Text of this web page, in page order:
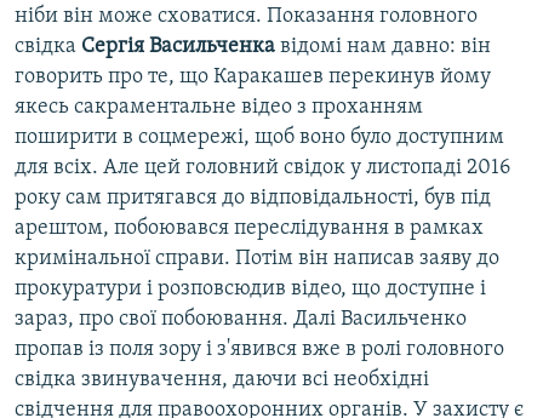
ніби він може сховатися. Показання головного
свідка Сергія Васильченка відомі нам давно: він
говорить про те, що Каракашев перекинув йому
якесь сакраментальне відео з проханням
поширити в соцмережі, щоб воно було доступним
для всіх. Але цей головний свідок у листопаді 2016
року сам притягався до відповідальності, був під
арештом, побоювався переслідування в рамках
кримінальної справи. Потім він написав заяву до
прокуратури і розповсюдив відео, що доступне і
зараз, про свої побоювання. Далі Васильченко
пропав із поля зору і з'явився вже в ролі головного
свідка звинувачення, даючи всі необхідні
свідчення для правоохоронних органів. У захисту є